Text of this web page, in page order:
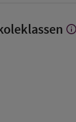
Visa
info